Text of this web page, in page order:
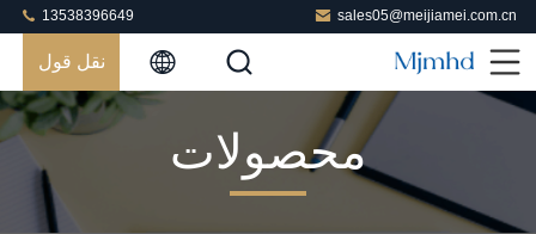
sales05@meijiamei.com.cn
13538396649
نقل قول
محصولات